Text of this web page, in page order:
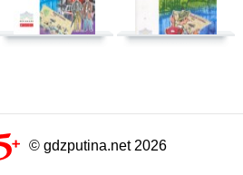
© gdzputina.net 2026